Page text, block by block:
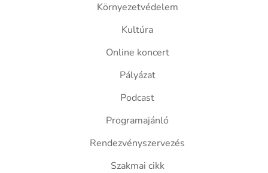
Környezetvédelem
Kultúra
Online koncert
Pályázat
Podcast
Programajánló
Rendezvényszervezés
Szakmai cikk